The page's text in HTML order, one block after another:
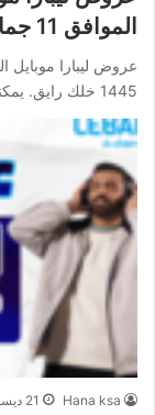
الموافق 11 جمادى الآخر 1445 خلك رايق
1445 خلك رايق. يمكنكم الاطلاع على عروض أكس اليوم…
Hana ksa 21 ديسمبر,2023